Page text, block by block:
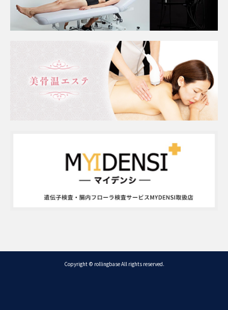
Copyright © rollingbase All rights reserved.